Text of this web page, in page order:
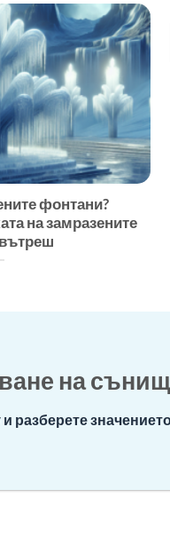
фонтани?
на замразените
на